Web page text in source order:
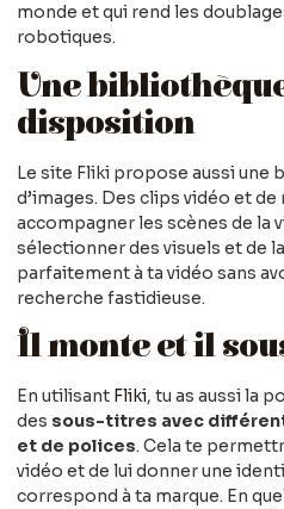
monde et qui rend les
robotiques.
Une
disposition
Le site Fliki propose aussi une
d’images. Des clips vidéo et
accompagner les scènes de la
sélectionner des visuels et de
parfaitement à ta vidéo sans
recherche fastidieuse.
Il monte et il
En utilisant Fliki, tu as aussi la
des sous-titres avec
et de polices. Cela te
vidéo et de lui donner une
correspond à ta marque. En